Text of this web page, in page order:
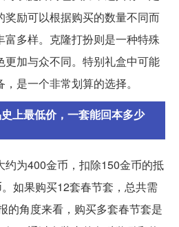
奖励可以根据购买的数量不同而
富多样。克隆打扮则是一种特殊
更加与众不同。特别礼盒中可能
是一个非常划算的选择。
上最低价，一套能回本多少
约为400金币，扣除150金币的抵
如果购买12套春节套，总共需
的角度来看，购买多套春节套是